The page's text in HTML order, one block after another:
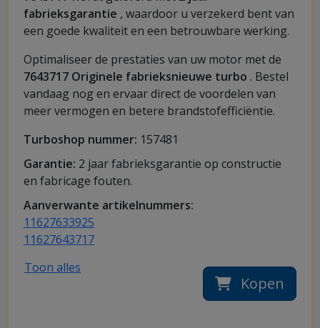
fabrieksgarantie , waardoor u verzekerd bent van
een goede kwaliteit en een betrouwbare werking.
Optimaliseer de prestaties van uw motor met de
7643717 Originele fabrieksnieuwe turbo . Bestel
vandaag nog en ervaar direct de voordelen van
meer vermogen en betere brandstofefficiëntie.
Turboshop nummer: 157481
Garantie: 2 jaar fabrieksgarantie op constructie
en fabricage fouten.
Aanverwante artikelnummers:
11627633925
11627643717
Toon alles
Kopen